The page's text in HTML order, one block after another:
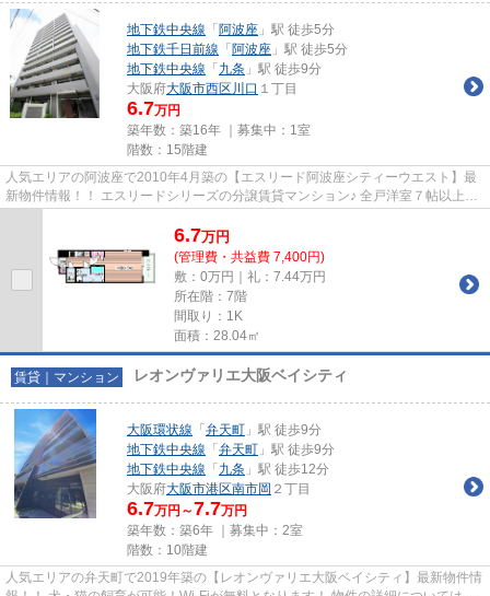
地下鉄中央線 「 阿波座 」駅 徒歩5分
地下鉄千日前線 「 阿波座 」駅 徒歩5分
地下鉄中央線 「 九条 」駅 徒歩9分
大阪府大阪市西区 川口 １丁目
6.7万円
築年数：築16年 ｜募集中： 1室
階数：15階建
人気エリアの阿波座で2010年4月築の【エスリード阿波座シティーウエスト】最
新物件情報！！ エスリードシリーズの分譲賃貸マンション♪ 全戸洋室７帖以上の
6.7万円
(管理費・共益費 7,400円)
敷：0万円｜礼：7.44万円
所在階：7階
間取り：1K
面積：28.04㎡
賃貸｜マンション レオンヴァリエ大阪ベイシティ
大阪環状線 「 弁天町 」駅 徒歩9分
地下鉄中央線 「 弁天町 」駅 徒歩9分
地下鉄中央線 「 九条 」駅 徒歩12分
大阪府大阪市港区南市岡 ２丁目
6.7万円～7.7万円
築年数：築6年 ｜募集中： 2室
階数：10階建
人気エリアの弁天町で2019年築の【レオンヴァリエ大阪ベイシティ】最新物件情